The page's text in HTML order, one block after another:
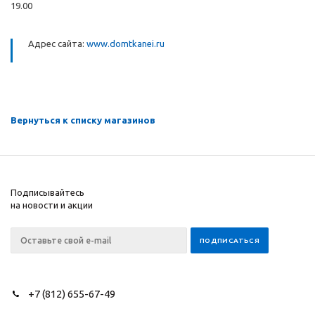
19.00
Адрес сайта: www.domtkanei.ru
Вернуться к списку магазинов
Подписывайтесь
на новости и акции
+7 (812) 655-67-49